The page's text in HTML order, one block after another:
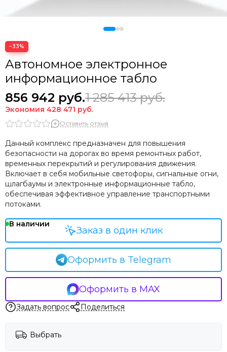
−33%
Автономное электронное
информационное табло
856 942 руб.1 285 413руб.
Экономия 428 471 руб.
Оставить отзыв
Данный комплекс предназначен для повышения
безопасности на дорогах во время ремонтных работ,
временных перекрытий и регулирования движения.
Включает в себя мобильные светофоры, сигнальные огни,
шлагбаумы и электронные информационные табло,
обеспечивая эффективное управление транспортными
потоками.
В наличии
Оформить в Telegram
Оформить в MAX
Заказ в один клик
Задать вопрос Поделиться
Выбрать